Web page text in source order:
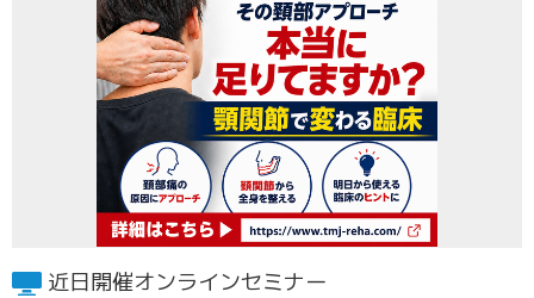
近日開催オンラインセミナー